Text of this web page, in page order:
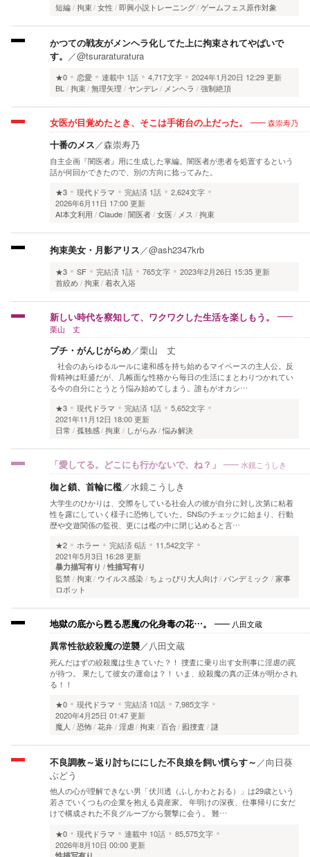
短編 拘束 女性 即興小説トレーニング ゲームフェス原作対象
かつての戦友がメンヘラ化してた上に拘束されてやばいで
す。 ／@tsuraraturatura
★0 恋愛 連載中 1話 4,717文字
2024年1月20日 12:29 更新
BL 拘束 無理矢理 ヤンデレ メンヘラ 強制絶頂
女医が目覚めたとき、そこは手術台の上だった。 森崇寿乃
十番のメス／森崇寿乃
自主企画『闇医者』用に生成した掌編。闇医者が患者を処置するという
話が何回かできたので、別の方向に捻ってみた。
★3
現代ドラマ 完結済 1話
2,624文字
2026年6月11日 17:00 更新
AI本文利用
Claude 闇医者 女医 メス 拘束
拘束美女・月影アリス／@ash2347krb
★3 SF 完結済 1話 765文字
2023年2月26日 15:35 更新
首絞め 拘束 着衣入浴
新しい時代を察知して、ワクワクした生活を楽しもう。
栗山 丈
プチ・がんじがらめ／栗山 丈
社会のあらゆるルールに違和感を持ち始めるマイペースの主人公。反
骨精神は旺盛だが、几帳面な性格から毎日の生活にまとわりつかれてい
る今の自分にとうとう悩み始めてしまう。誰もがオカシ…
★3
現代ドラマ 完結済 1話
5,652文字
2021年11月12日 18:00 更新
日常
孤独感 拘束 しがらみ 悩み解決
「愛してる。どこにも行かないで、ね？」 水鏡こうしき
枷と鎖、首輪に檻／水鏡こうしき
大学生のひかりは、交際をしている社会人の彼が自分に対し次第に粘着
性を露にしていく様子に恐怖していた。SNSのチェックに始まり、行動
歴や交遊関係の監視、更には檻の中に閉じ込めると言…
★2
ホラー 完結済6話
11,542文字
2021年5月3日 16:28 更新
暴力描写有り 性描写有り
監禁 拘束 ウイルス感染 ちょっぴり大人向け パンデミック
家事
ロボット
地獄の底から甦る悪魔の化身毒の花…。 八田文蔵
異常性欲絞殺魔の逆襲／八田文蔵
死んだはずの絞殺魔は生きていた？！ 捜査に乗り出す女刑事に淫虐の罠
が待つ。 果たして彼女の運命は？！ いま、絞殺魔の真の正体が明かされ
る！！
★0
現代ドラマ 完結済 10話
7,985文字
2020年4月25日 01:47 更新
魔人
恐怖 花弁 淫虐 拘束 百合 囮捜査 謎
不良調教～返り討ちににした不良娘を飼い慣らす～ ／向日葵
ぶどう
他人の心が理解できない男「伏川透（ふしかわとおる）」は29歳という
若さでいくつもの企業を抱える資産家。 年明けの深夜、仕事帰りに女だ
けで構成された不良グループから襲撃に会う。 難…
★0
現代ドラマ 連載中 10話
85,575文字
2026年8月10日 00:00 更新